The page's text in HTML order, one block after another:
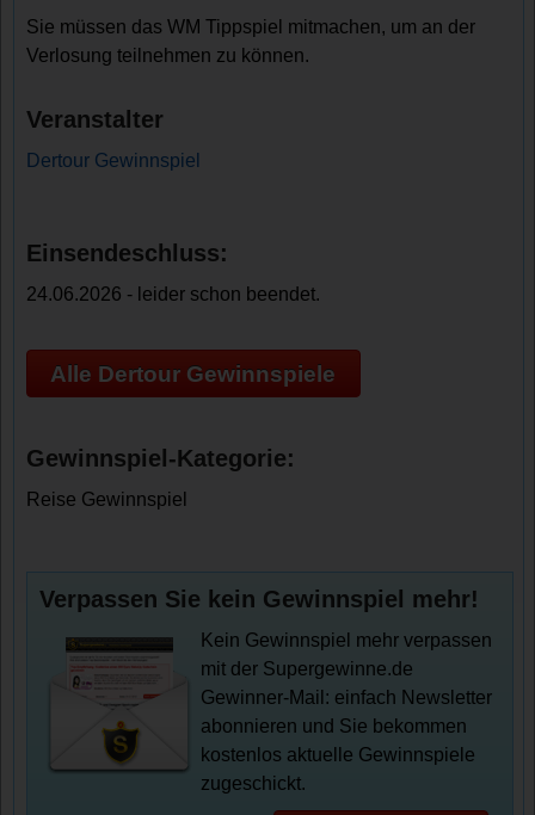
Sie müssen das WM Tippspiel mitmachen, um an der
Verlosung teilnehmen zu können.
Veranstalter
Dertour Gewinnspiel
Einsendeschluss:
24.06.2026 - leider schon beendet.
Alle Dertour Gewinnspiele
Gewinnspiel-Kategorie:
Reise Gewinnspiel
Verpassen Sie kein Gewinnspiel mehr!
Kein Gewinnspiel mehr verpassen
mit der Supergewinne.de
Gewinner-Mail: einfach Newsletter
abonnieren und Sie bekommen
kostenlos aktuelle Gewinnspiele
zugeschickt.